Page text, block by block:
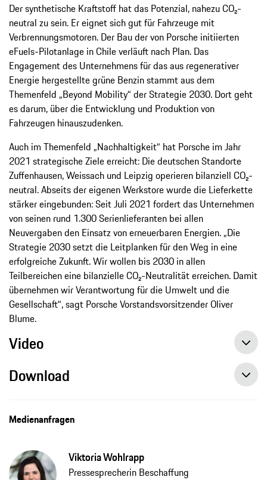
Der synthetische Kraftstoff hat das Potenzial, nahezu CO₂-
neutral zu sein. Er eignet sich gut für Fahrzeuge mit
Verbrennungsmotoren. Der Bau der von Porsche initiierten
eFuels-Pilotanlage in Chile verläuft nach Plan. Das
Engagement des Unternehmens für das aus regenerativer
Energie hergestellte grüne Benzin stammt aus dem
Themenfeld „Beyond Mobility“ der Strategie 2030. Dort geht
es darum, über die Entwicklung und Produktion von
Fahrzeugen hinauszudenken.
Auch im Themenfeld „Nachhaltigkeit“ hat Porsche im Jahr
2021 strategische Ziele erreicht: Die deutschen Standorte
Zuffenhausen, Weissach und Leipzig operieren bilanziell CO₂-
neutral. Abseits der eigenen Werkstore wurde die Lieferkette
stärker eingebunden: Seit Juli 2021 fordert das Unternehmen
von seinen rund 1.300 Serienlieferanten bei allen
Neuvergaben den Einsatz von erneuerbaren Energien. „Die
Strategie 2030 setzt die Leitplanken für den Weg in eine
erfolgreiche Zukunft. Wir wollen bis 2030 in allen
Teilbereichen eine bilanzielle CO₂-Neutralität erreichen. Damit
übernehmen wir Verantwortung für die Umwelt und die
Gesellschaft“, sagt Porsche Vorstandsvorsitzender Oliver
Blume.
Video
Download
Medienanfragen
Viktoria Wohlrapp
Pressesprecherin Beschaffung